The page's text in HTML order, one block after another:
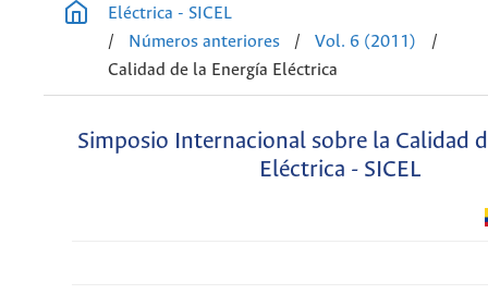
Eléctrica - SICEL
/
Números anteriores / Vol. 6 (2011)
/
Calidad de la Energía Eléctrica
Simposio Internacional sobre la Calidad
Eléctrica - SICEL